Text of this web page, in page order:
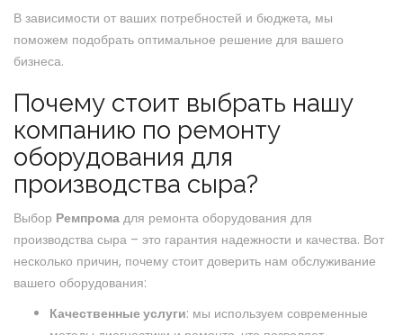
В зависимости от ваших потребностей и бюджета, мы
поможем подобрать оптимальное решение для вашего
бизнеса.
Почему стоит выбрать нашу
компанию по ремонту
оборудования для
производства сыра?
Выбор Ремпрома для ремонта оборудования для
производства сыра – это гарантия надежности и качества. Вот
несколько причин, почему стоит доверить нам обслуживание
вашего оборудования:
Качественные услуги: мы используем современные